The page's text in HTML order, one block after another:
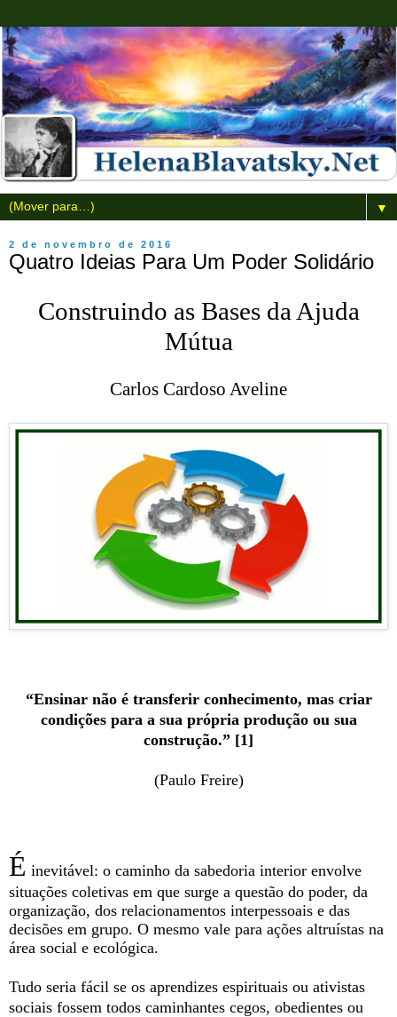
▼
2 de novembro de 2016
Quatro Ideias Para Um Poder Solidário
Construindo as Bases da Ajuda
Mútua
Carlos Cardoso Aveline
“Ensinar não é transferir conhecimento, mas criar
condições para a sua própria produção ou sua
construção.” [1]
(Paulo Freire)
É inevitável: o caminho da sabedoria interior envolve
situações coletivas em que surge a questão do poder, da
organização, dos relacionamentos interpessoais e das
decisões em grupo. O mesmo vale para ações altruístas na
área social e ecológica.
Tudo seria fácil se os aprendizes espirituais ou ativistas
sociais fossem todos caminhantes cegos, obedientes ou